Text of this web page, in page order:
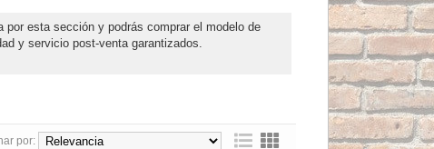
esta sección y podrás comprar el modelo de
y servicio post-venta garantizados.
por: